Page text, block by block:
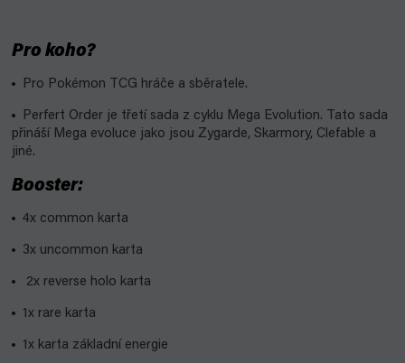
Pro koho?
Pro Pokémon TCG hráče a sběratele.
Perfert Order je třetí sada z cyklu Mega Evolution. Tato sada
přináší Mega evoluce jako jsou Zygarde, Skarmory, Clefable a
jiné.
Booster:
4x common karta
3x uncommon karta
2x reverse holo karta
1x rare karta
1x karta základní energie